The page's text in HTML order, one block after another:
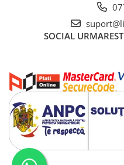
SOCIAL